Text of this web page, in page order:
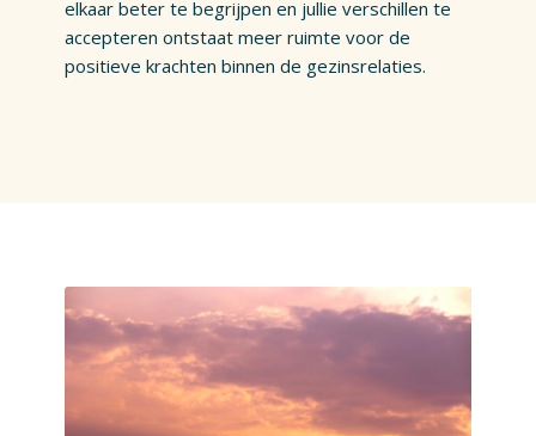
elkaar beter te begrijpen en jullie verschillen te
accepteren ontstaat meer ruimte voor de
positieve krachten binnen de gezinsrelaties.